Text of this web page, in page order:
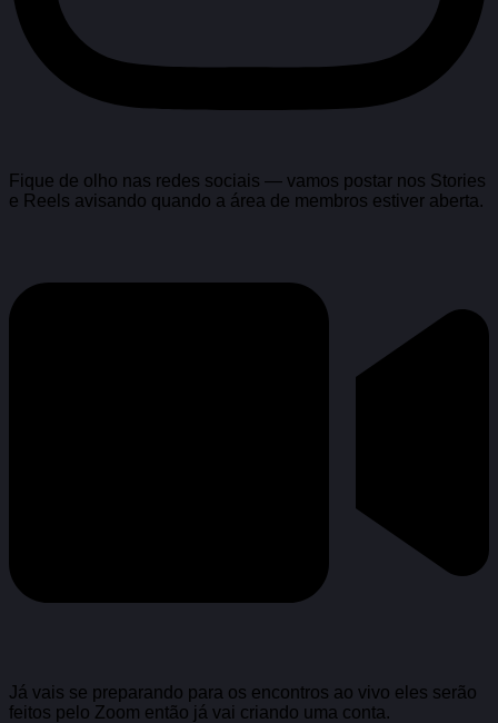
Fique de olho nas redes sociais — vamos postar nos Stories
e Reels avisando quando a área de membros estiver aberta.
Já vais se preparando para os encontros ao vivo eles serão
feitos pelo Zoom então já vai criando uma conta.